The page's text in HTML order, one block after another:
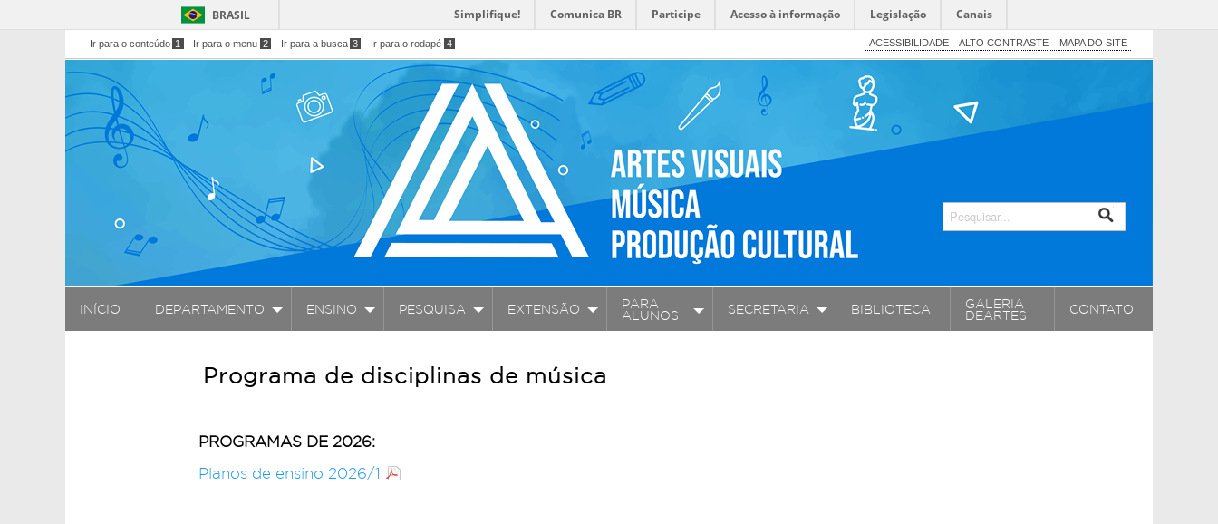
BRASIL Simplifique! Comunica BR Participe Acesso à informação Legislação Canais
Ir para o conteúdo 1 Ir para o menu 2 Ir para a busca 3 Ir para o rodapé 4 ACESSIBILIDADE ALTO CONTRASTE MAPA DO SITE
INÍCIO DEPARTAMENTO ENSINO PESQUISA EXTENSÃO
PARA
ALUNOS
SECRETARIA BIBLIOTECA
GALERIA
DEARTES
CONTATO
Programa de disciplinas de música
PROGRAMAS DE 2026:
Planos de ensino 2026/1